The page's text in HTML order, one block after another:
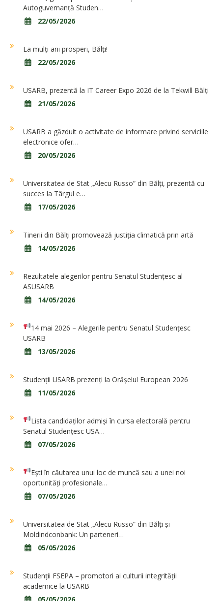
Autoguvernanță Studen…
22/05/2026
La mulți ani prosperi, Bălți!
22/05/2026
USARB, prezentă la IT Career Expo 2026 de la Tekwill Bălți
21/05/2026
USARB a găzduit o activitate de informare privind serviciile
electronice ofer…
20/05/2026
Universitatea de Stat „Alecu Russo” din Bălți, prezentă cu
succes la Târgul e…
17/05/2026
Tinerii din Bălți promovează justiția climatică prin artă
14/05/2026
Rezultatele alegerilor pentru Senatul Studențesc al
ASUSARB
14/05/2026
14 mai 2026 – Alegerile pentru Senatul Studențesc
USARB
13/05/2026
Studenții USARB prezenți la Orășelul European 2026
11/05/2026
Lista candidaților admiși în cursa electorală pentru
Senatul Studențesc USA…
07/05/2026
Ești în căutarea unui loc de muncă sau a unei noi
oportunități profesionale…
07/05/2026
Universitatea de Stat „Alecu Russo” din Bălți și
Moldindconbank: Un parteneri…
05/05/2026
Studenții FSEPA – promotori ai culturii integrității
academice la USARB